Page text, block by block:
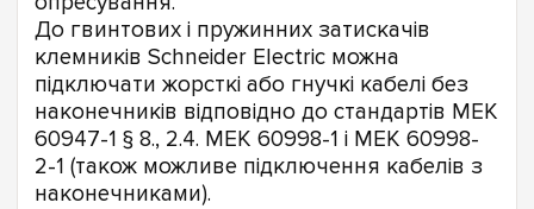
До гвинтових і пружинних затискачів
клемників Schneider Electric можна
підключати жорсткі або гнучкі кабелі без
наконечників відповідно до стандартів МЕК
60947-1 § 8., 2.4. МЕК 60998-1 і МЕК 60998-
2-1 (також можливе підключення кабелів з
наконечниками).